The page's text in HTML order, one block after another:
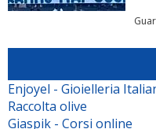
Enjoyel - Gioielleria
Raccolta olive
Giaspik - Corsi online